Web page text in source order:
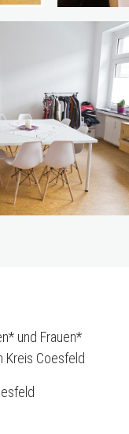
und Frauen*
Kreis Coesfeld